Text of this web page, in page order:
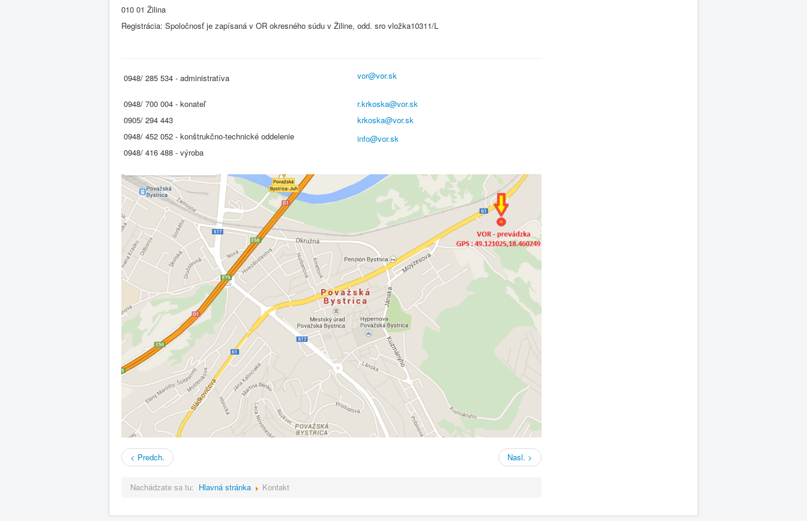
010 01 Žilina
Registrácia: Spoločnosť je zapísaná v OR okresného súdu v Žiline, odd. sro vložka10311/L
0948/ 285 534 - administratíva vor@vor.sk
0948/ 700 004 - konateľ
0905/ 294 443
r.krkoska@vor.sk
krkoska@vor.sk
0948/ 452 052 - konštrukčno-technické oddelenie
info@vor.sk
0948/ 416 488 - výroba
< Predch. Nasl. >
Nachádzate sa tu: Hlavná stránka Kontakt